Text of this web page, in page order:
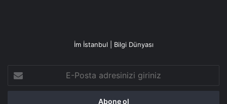
İm İstanbul | Bilgi Dünyası
Posta
adresinizi